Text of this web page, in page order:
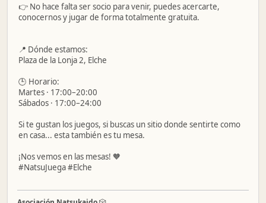
👉 No hace falta ser socio para venir, puedes acercarte,
conocernos y jugar de forma totalmente gratuita.
📍 Dónde estamos:
Plaza de la Lonja 2, Elche
🕒 Horario:
Martes · 17:00–20:00
Sábados · 17:00–24:00
Si te gustan los juegos, si buscas un sitio donde sentirte como
en casa... esta también es tu mesa.
¡Nos vemos en las mesas! 🧡
#NatsuJuega #Elche